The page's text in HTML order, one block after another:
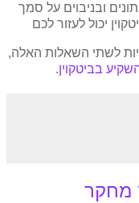
ובניבוים על סמך
יכול לעזור לכם
לשתי השאלות האלה,
בביטקוין.
מחקר